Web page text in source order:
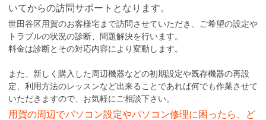
いてからの訪問サポートとなります。
世田谷区用賀のお客様宅まで訪問させていただき、ご希望の設定や
トラブルの状況の診断、問題解決を行います。
料金は診断とその対応内容により変動します。
また、新しく購入した周辺機器などの初期設定や既存機器の再設
定、利用方法のレッスンなど出来ることであれば何でも作業させて
いただきますので、お気軽にご相談下さい。
用賀の周辺でパソコン設定やパソコン修理に困ったら、ど